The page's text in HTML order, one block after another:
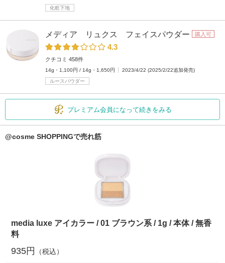
化粧下地
メディア リュクス フェイスパウダー 購入可
4.3
クチコミ 458件
14g・1,100円 / 14g・1,650円
2023/4/22 (2025/2/22追加発売)
ルースパウダー
プレミアム会員になって続きをみる
@cosme SHOPPINGで売れ筋
media luxe アイカラー / 01 ブラウン系 / 1g / 本体 / 無香
料
935円 （税込）